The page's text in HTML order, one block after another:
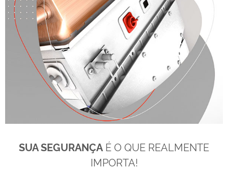
SUA SEGURANÇA É O QUE REALMENTE
IMPORTA!